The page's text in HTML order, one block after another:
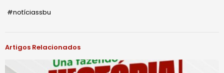
#notíciassbu
Artigos Relacionados